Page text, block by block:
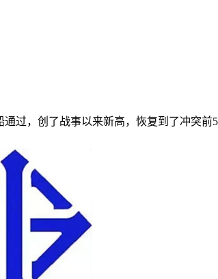
通过，创了战事以来新高，恢复到了冲突